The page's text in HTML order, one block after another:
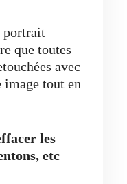
portrait
que toutes
avec
tout en
les
etc